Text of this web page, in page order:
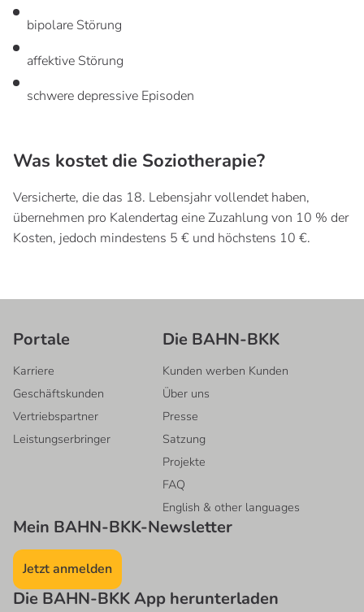
bipolare Störung
affektive Störung
schwere depressive Episoden
Was kostet die Soziotherapie?
Versicherte, die das 18. Lebensjahr vollendet haben,
übernehmen pro Kalendertag eine Zuzahlung von 10 % der
Kosten, jedoch mindestens 5 € und höchstens 10 €.
Portale
Karriere
Geschäftskunden
Vertriebspartner
Leistungserbringer
Die BAHN-BKK
Kunden werben Kunden
Über uns
Presse
Satzung
Projekte
FAQ
English & other languages
Mein BAHN-BKK-Newsletter
Jetzt anmelden
Die BAHN-BKK App herunterladen